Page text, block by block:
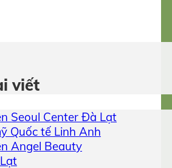
viết
Seoul Center Đà Lạt
Quốc tế Linh Anh
Angel Beauty